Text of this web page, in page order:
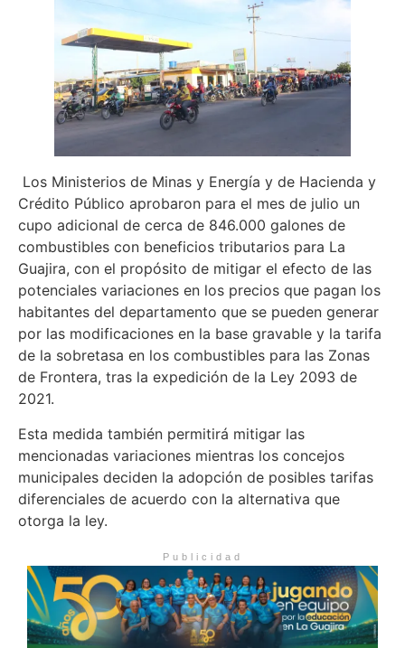
Los Ministerios de Minas y Energía y de Hacienda y
Crédito Público aprobaron para el mes de julio un
cupo adicional de cerca de 846.000 galones de
combustibles con beneficios tributarios para La
Guajira, con el propósito de mitigar el efecto de las
potenciales variaciones en los precios que pagan los
habitantes del departamento que se pueden generar
por las modificaciones en la base gravable y la tarifa
de la sobretasa en los combustibles para las Zonas
de Frontera, tras la expedición de la Ley 2093 de
2021.
Esta medida también permitirá mitigar las
mencionadas variaciones mientras los concejos
municipales deciden la adopción de posibles tarifas
diferenciales de acuerdo con la alternativa que
otorga la ley.
Publicidad